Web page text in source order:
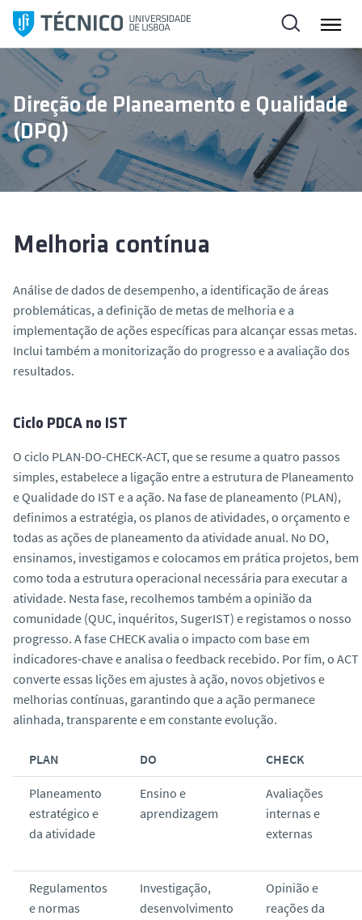
l
r
p
r
a
Direção de Planeamento e Qualidade
(DPQ)
Melhoria contínua
Análise de dados de desempenho, a identificação de áreas
problemáticas, a definição de metas de melhoria e a
implementação de ações específicas para alcançar essas metas.
Inclui também a monitorização do progresso e a avaliação dos
resultados.
Ciclo PDCA no IST
O ciclo PLAN-DO-CHECK-ACT, que se resume a quatro passos
simples, estabelece a ligação entre a estrutura de Planeamento
e Qualidade do IST e a ação. Na fase de planeamento (PLAN),
definimos a estratégia, os planos de atividades, o orçamento e
todas as ações de planeamento da atividade anual. No DO,
ensinamos, investigamos e colocamos em prática projetos, bem
como toda a estrutura operacional necessária para executar a
atividade. Nesta fase, recolhemos também a opinião da
comunidade (QUC, inquéritos, SugerIST) e registamos o nosso
progresso. A fase CHECK avalia o impacto com base em
indicadores-chave e analisa o feedback recebido. Por fim, o ACT
converte essas lições em ajustes à ação, novos objetivos e
melhorias contínuas, garantindo que a ação permanece
alinhada, transparente e em constante evolução.
PLAN DO CHECK
Planeamento
estratégico e
da atividade
Ensino e
aprendizagem
Avaliações
internas e
externas
Regulamentos
e normas
Investigação,
desenvolvimento
Opinião e
reações da